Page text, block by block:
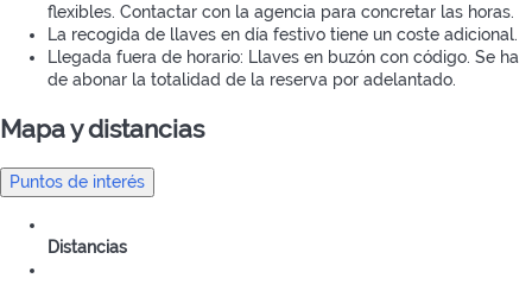
flexibles. Contactar con la agencia para concretar las horas.
La recogida de llaves en día festivo tiene un coste adicional.
Llegada fuera de horario: Llaves en buzón con código. Se ha
de abonar la totalidad de la reserva por adelantado.
Mapa y distancias
Puntos de interés
Distancias